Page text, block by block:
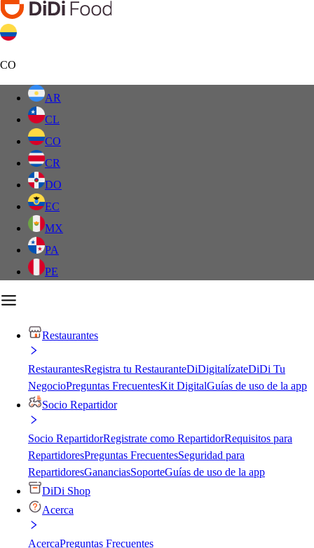
CO
AR
CL
CO
CR
DO
EC
MX
PA
PE
Restaurantes
RestaurantesRegistra tu RestauranteDiDigitalízateDiDi Tu
NegocioPreguntas FrecuentesKit DigitalGuías de uso de la app
Socio Repartidor
Socio RepartidorRegistrate como RepartidorRequisitos para
RepartidoresPreguntas FrecuentesSeguridad para
RepartidoresGananciasSoporteGuías de uso de la app
DiDi Shop
Acerca
AcercaPreguntas Frecuentes